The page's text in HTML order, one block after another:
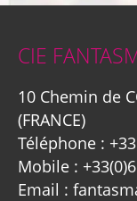
CIE
10 Chemin de
(FRANCE)
Téléphone :
Mobile :
Email :